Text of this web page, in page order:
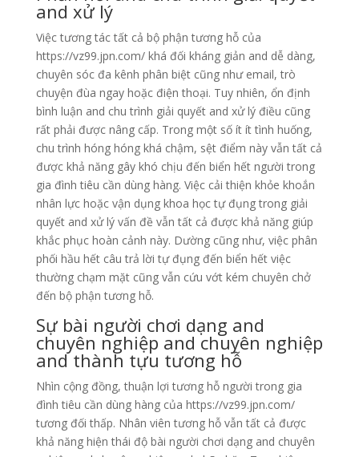
and xử lý
Việc tương tác tất cả bộ phận tương hỗ của
https://vz99.jpn.com/ khá đối kháng giản and dễ dàng,
chuyên sóc đa kênh phân biệt cũng như email, trò
chuyện đùa ngay hoặc điện thoại. Tuy nhiên, ổn định
bình luận and chu trình giải quyết and xử lý điều cũng
rất phải được nâng cấp. Trong một số ít ít tình huống,
chu trình hóng hóng khá chậm, sệt điểm này vẫn tất cả
được khả năng gây khó chịu đến biển hết người trong
gia đình tiêu cần dùng hàng. Việc cải thiện khỏe khoắn
nhân lực hoặc vận dụng khoa học tự đụng trong giải
quyết and xử lý vấn đề vẫn tất cả được khả năng giúp
khắc phục hoàn cảnh này. Dường cũng như, việc phân
phối hầu hết câu trả lời tự đụng đến biển hết việc
thường chạm mặt cũng vẫn cứu vớt kém chuyên chở
đến bộ phận tương hỗ.
Sự bài người chơi dạng and
chuyên nghiệp and chuyên nghiệp
and thành tựu tương hỗ
Nhìn cộng đồng, thuận lợi tương hỗ người trong gia
đình tiêu cần dùng hàng của https://vz99.jpn.com/
tương đối thấp. Nhân viên tương hỗ vẫn tất cả được
khả năng hiện thái độ bài người chơi dạng and chuyên